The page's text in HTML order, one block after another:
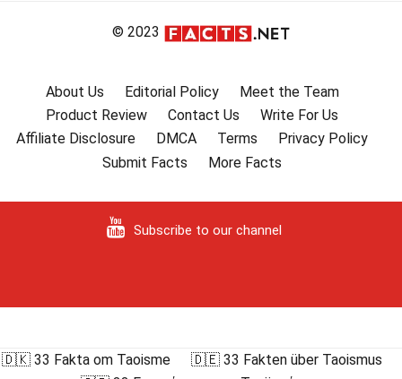
© 2023
About Us Editorial Policy
Meet the Team
Product Review
Contact Us
Write For Us
Affiliate Disclosure
DMCA Terms
Privacy Policy
Submit Facts
More Facts
Subscribe to our channel
🇩🇰 33 Fakta om Taoisme
🇩🇪 33 Fakten über Taoismus